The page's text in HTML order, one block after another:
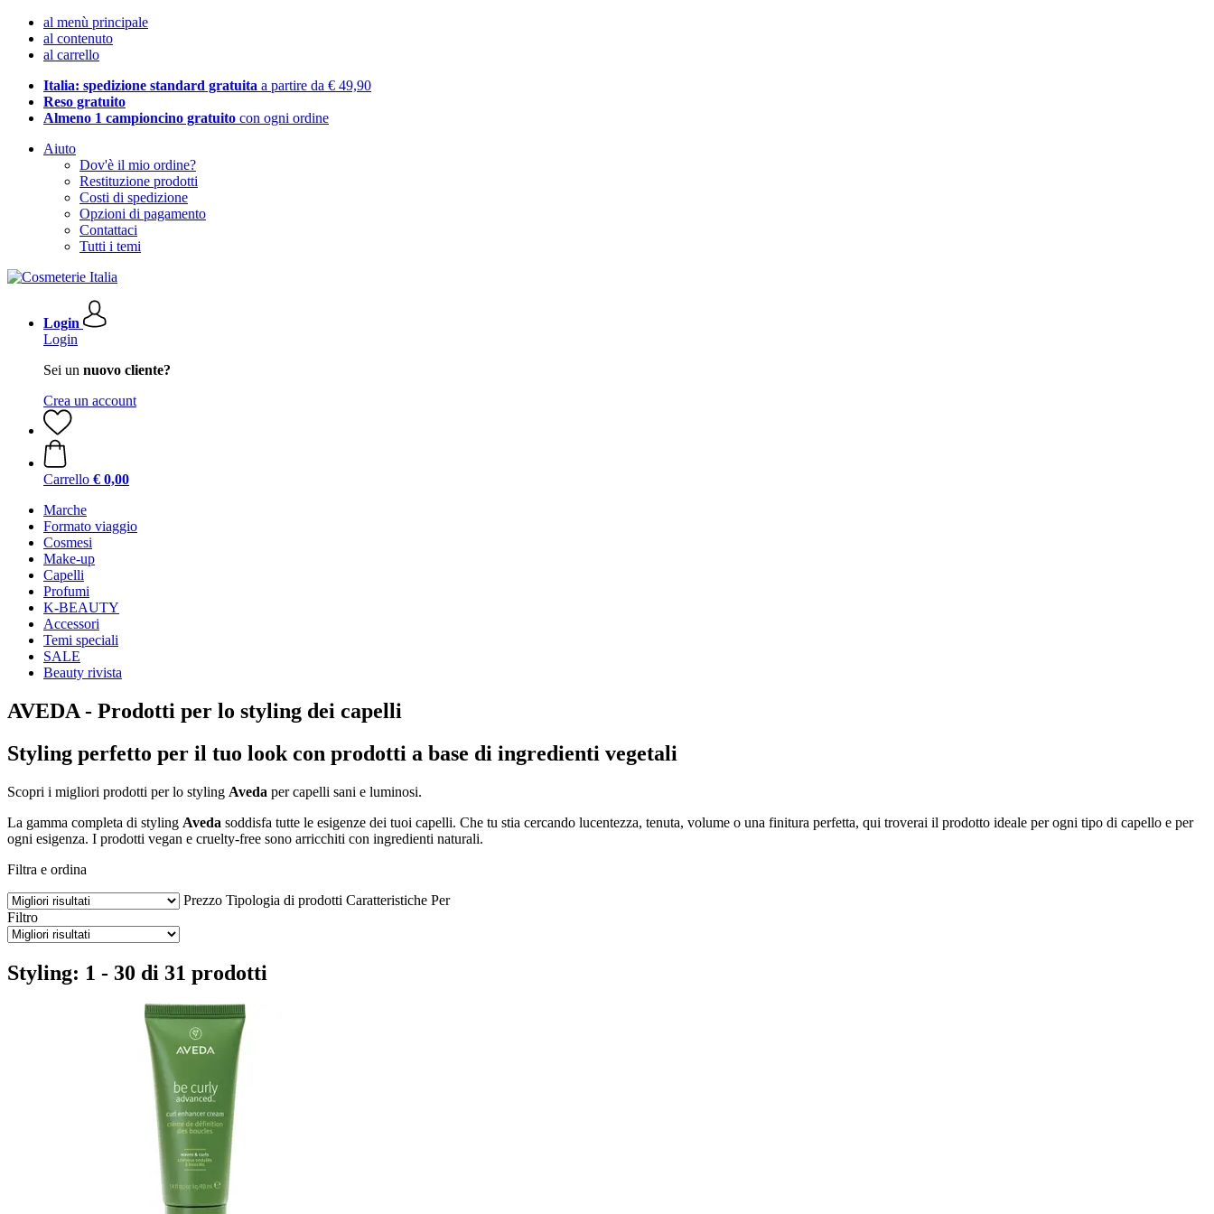
al menù principale
al contenuto
al carrello
Italia: spedizione standard gratuita a partire da € 49,90
Reso gratuito
Almeno 1 campioncino gratuito con ogni ordine
Aiuto
Dov'è il mio ordine?
Restituzione prodotti
Costi di spedizione
Opzioni di pagamento
Contattaci
Tutti i temi
Login
Login
Sei un nuovo cliente?
Crea un account
Carrello € 0,00
Marche
Formato viaggio
Cosmesi
Make-up
Capelli
Profumi
K-BEAUTY
Accessori
Temi speciali
SALE
Beauty rivista
AVEDA - Prodotti per lo styling dei capelli
Styling perfetto per il tuo look con prodotti a base di ingredienti vegetali
Scopri i migliori prodotti per lo styling Aveda per capelli sani e luminosi.
La gamma completa di styling Aveda soddisfa tutte le esigenze dei tuoi capelli. Che tu stia cercando lucentezza, tenuta, volume o una finitura perfetta, qui troverai il prodotto ideale per ogni tipo di capello e per
ogni esigenza. I prodotti vegan e cruelty-free sono arricchiti con ingredienti naturali.
Filtra e ordina
Prezzo Tipologia di prodotti Caratteristiche Per
Filtro
Styling: 1 - 30 di 31 prodotti